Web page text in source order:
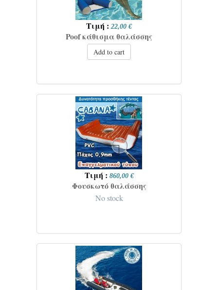
Τιμή : 22,00 €
Poof κάθισμα θαλάσσης
Add to cart
Τιμή : 860,00 €
Φουσκωτό θαλάσσης
No stock